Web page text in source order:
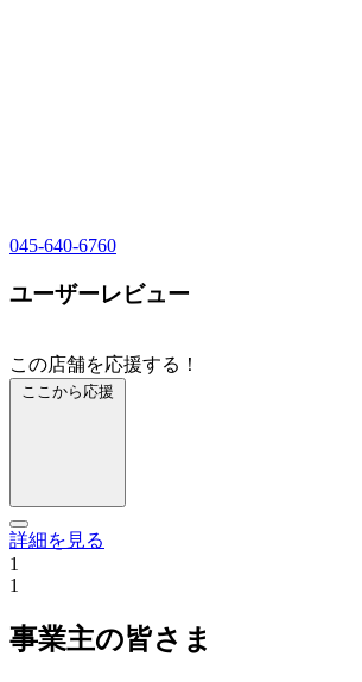
045-640-6760
ユーザーレビュー
この店舗を応援する！
ここから応援
詳細を見る
1
1
事業主の皆さま